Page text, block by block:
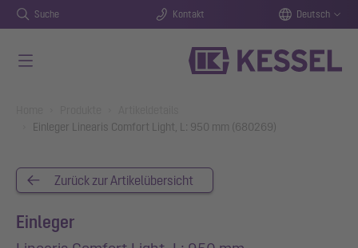
Suche Kontakt Deutsch
Einleger Linearis Comfort Light, L: 950 mm (680269)
Zurück zur Artikelübersicht
Einleger